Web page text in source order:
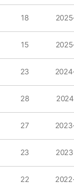
18
15
23
28
27
23
22